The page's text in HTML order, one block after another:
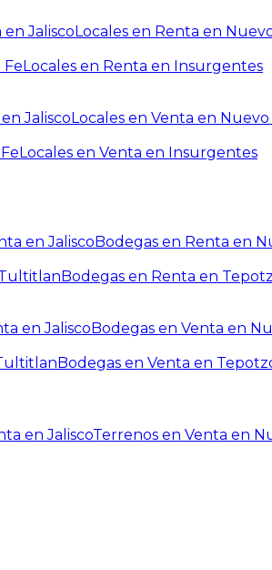
JaliscoLocales en Renta en
FeLocales en Renta en Insurgentes
JaliscoLocales en Venta en Nuevo
Locales en Venta en Insurgentes
en JaliscoBodegas en Renta en
Bodegas en Renta en
en JaliscoBodegas en Venta en
Bodegas en Venta en
en JaliscoTerrenos en Venta en